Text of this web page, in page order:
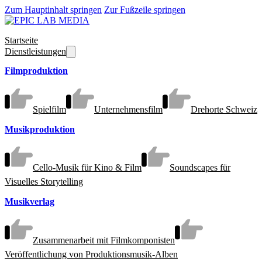
Zum Hauptinhalt springen Zur Fußzeile springen
Startseite
Dienstleistungen
Filmproduktion
Spielfilm Unternehmensfilm Drehorte Schweiz
Musikproduktion
Cello-Musik für Kino & Film
Soundscapes für
Visuelles Storytelling
Musikverlag
Zusammenarbeit mit Filmkomponisten
Veröffentlichung von Produktionsmusik-Alben